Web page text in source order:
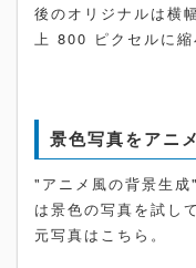
後のオリジナルは横
上 800 ピクセルに縮
景色写真をアニ
"アニメ風の背景生
は景色の写真を試し
元写真はこちら。